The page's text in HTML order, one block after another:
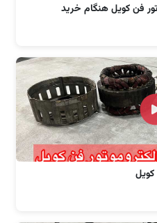
فن کویل هنگام خرید
کویل